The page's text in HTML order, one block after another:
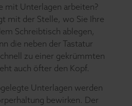
mit Unterlagen arbeiten?
mit der Stelle, wo Sie Ihre
Schreibtisch ablegen,
die neben der Tastatur
zu einer gekrümmten
auch öfter den Kopf.
Unterlagen werden
bewirken. Der